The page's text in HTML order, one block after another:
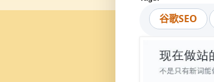
谷歌SEO